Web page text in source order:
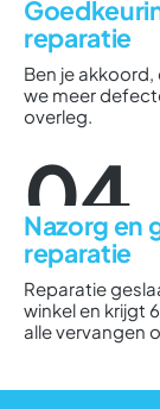
reparatie
Ben je
we meer
overleg.
04
Nazorg en
reparatie
Reparatie
winkel en krijgt
alle vervangen